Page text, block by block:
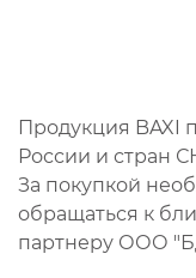
Продукция BAXI
России и стран
За покупкой
обращаться к
партнеру ООО